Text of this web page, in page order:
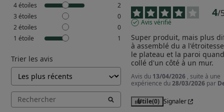
4étoiles
2
3 étoiles
0
2 étoiles
0
1 étoile 1
Trier les avis
4/
Avis vérifié
Super produit, mais plus
à assemblé du a
le plateau et la paroi
collé d'un côté à un mur.
Avis du 13/04/2026 , suite à une
expérience du28/03/2026 par
Utile(0) Signaler